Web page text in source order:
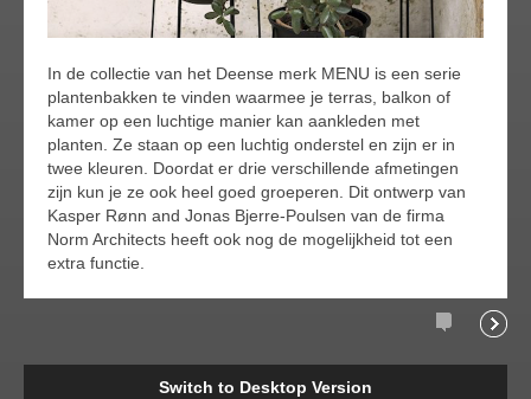
In de collectie van het Deense merk MENU is een serie
plantenbakken te vinden waarmee je terras, balkon of
kamer op een luchtige manier kan aankleden met
planten. Ze staan op een luchtig onderstel en zijn er in
twee kleuren. Doordat er drie verschillende afmetingen
zijn kun je ze ook heel goed groeperen. Dit ontwerp van
Kasper Rønn and Jonas Bjerre-Poulsen van de firma
Norm Architects heeft ook nog de mogelijkheid tot een
extra functie.
Comments
Switch to Desktop Version